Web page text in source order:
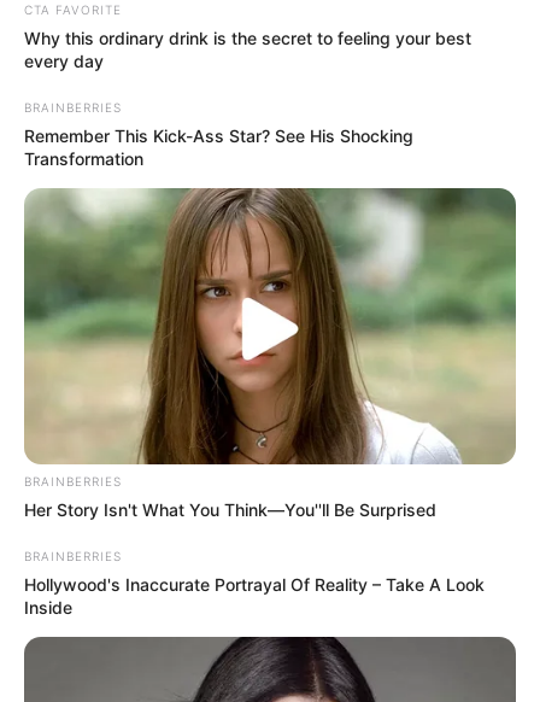
CTA FAVORITE
Why this ordinary drink is the secret to feeling your best
every day
BRAINBERRIES
Remember This Kick-Ass Star? See His Shocking
Transformation
BRAINBERRIES
Her Story Isn't What You Think—You''ll Be Surprised
BRAINBERRIES
Hollywood's Inaccurate Portrayal Of Reality – Take A Look
Inside